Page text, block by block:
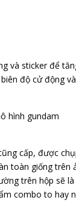
và sticker để
độ cử động
hình gundam
cấp, được
toàn giống trên
trên hộp sẽ
combo to hay